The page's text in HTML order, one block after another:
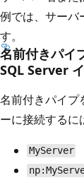
例では、サーバ
す。
名前付きパイ
SQL Server
名前付きパイプ
ーに接続するに
MyServer